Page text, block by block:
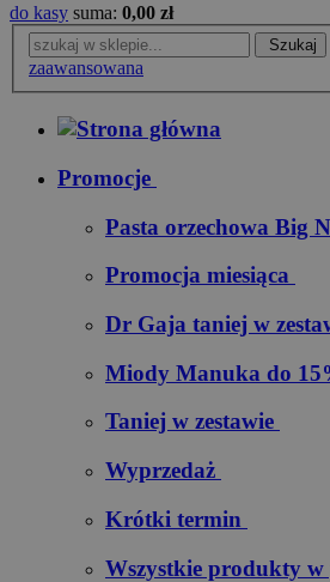
do kasy suma: 0,00 zł
Szukaj
zaawansowana
Promocje
Pasta orzechowa Big
Promocja miesiąca
Dr Gaja taniej w
Miody Manuka do
Taniej w zestawie
Wyprzedaż
Krótki termin
Wszystkie produkty